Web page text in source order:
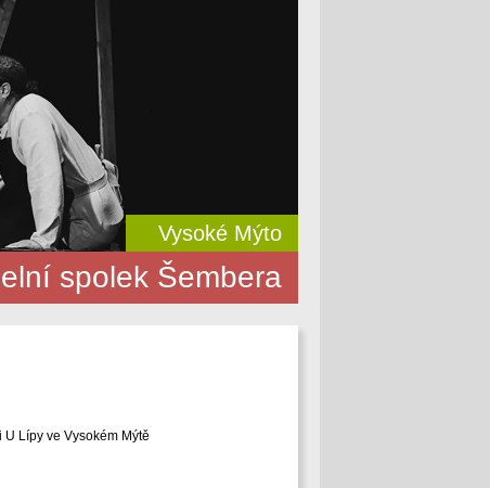
spolek Šembera
Vysoké Mýto
Lípy ve Vysokém Mýtě